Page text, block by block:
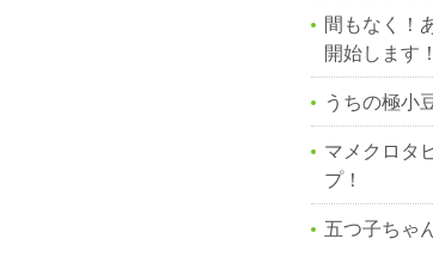
間もなく！
開始します！
うちの極小
マメクロタ
プ！
五つ子ちゃ